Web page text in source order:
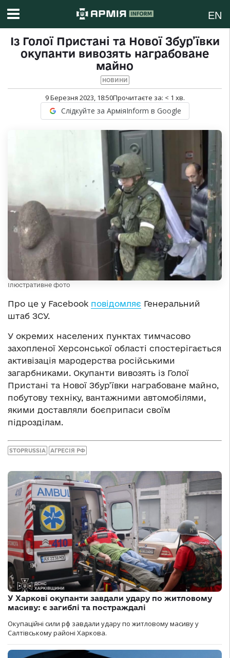
EN
Із Голої Пристані та Нової Збур’ївки
окупанти вивозять награбоване
майно
НОВИНИ
9 Березня 2023, 18:50Прочитаєте за: < 1 хв.
Слідкуйте за АрміяInform в Google
Ілюстративне фото
Про це у Facebook повідомляє Генеральний
штаб ЗСУ.
У окремих населених пунктах тимчасово
захопленої Херсонської області спостерігається
активізація мародерства російськими
загарбниками. Окупанти вивозять із Голої
Пристані та Нової Збур’ївки награбоване майно,
побутову техніку, вантажними автомобілями,
якими доставляли боєприпаси своїм
підрозділам.
STOPRUSSIA АГРЕСІЯ РФ
У Харкові окупанти завдали удару по житловому
масиву: є загиблі та постраждалі
Окупаційні сили рф завдали удару по житловому масиву у
Салтівському районі Харкова.